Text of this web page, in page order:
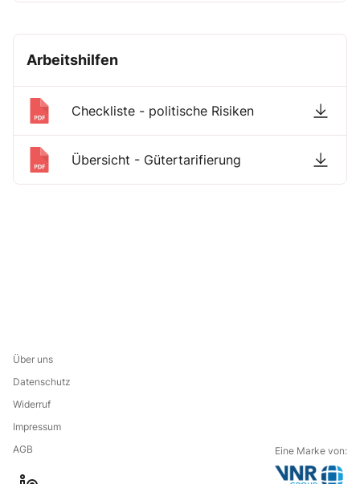
Arbeitshilfen
Checkliste - politische Risiken
Übersicht - Gütertarifierung
Über uns
Datenschutz
Widerruf
Impressum
AGB
Eine Marke von: